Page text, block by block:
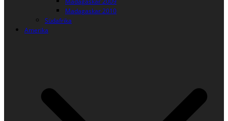
Madagaskar 2010
Südafrika
Amerika